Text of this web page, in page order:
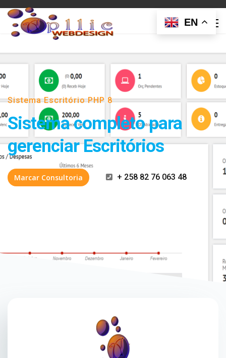
Sistema Escritório PHP 8
Sistema completo para
gerenciar Escritórios
Marcar Consultoria + 258 82 76 063 48
EN